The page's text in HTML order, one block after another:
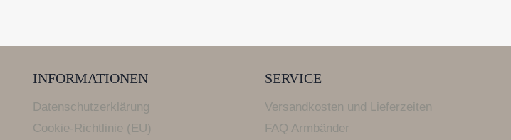
INFORMATIONEN
Datenschutzerklärung
Cookie-Richtlinie (EU)
SERVICE
Versandkosten und Lieferzeiten
FAQ Armbänder